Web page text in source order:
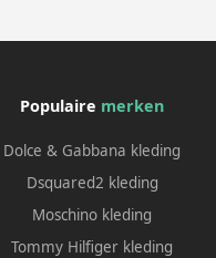
Populaire merken
Dolce & Gabbana kleding
Dsquared2 kleding
Moschino kleding
Tommy Hilfiger kleding